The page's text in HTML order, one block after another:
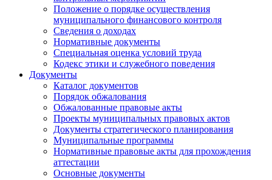
Положение о порядке осуществления
муниципального финансового контроля
Сведения о доходах
Нормативные документы
Специальная оценка условий труда
Кодекс этики и служебного поведения
Документы
Каталог документов
Порядок обжалования
Обжалованные правовые акты
Проекты муниципальных правовых актов
Документы стратегического планирования
Муниципальные программы
Нормативные правовые акты для прохождения
аттестации
Основные документы